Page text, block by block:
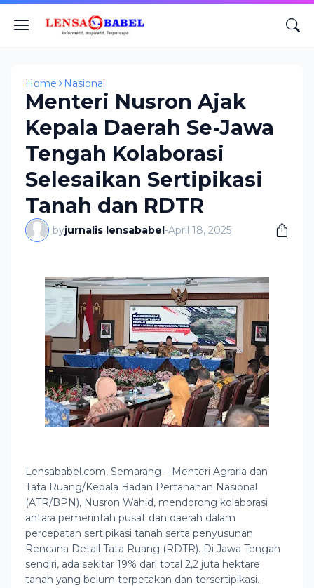
Home Nasional
Menteri Nusron Ajak
Kepala Daerah Se-Jawa
Tengah Kolaborasi
Selesaikan Sertipikasi
Tanah dan RDTR
byjurnalis lensababel-April 18, 2025
Lensababel.com, Semarang – Menteri Agraria dan
Tata Ruang/Kepala Badan Pertanahan Nasional
(ATR/BPN), Nusron Wahid, mendorong kolaborasi
antara pemerintah pusat dan daerah dalam
percepatan sertipikasi tanah serta penyusunan
Rencana Detail Tata Ruang (RDTR). Di Jawa Tengah
sendiri, ada sekitar 19% dari total 2,2 juta hektare
tanah yang belum terpetakan dan tersertipikasi.